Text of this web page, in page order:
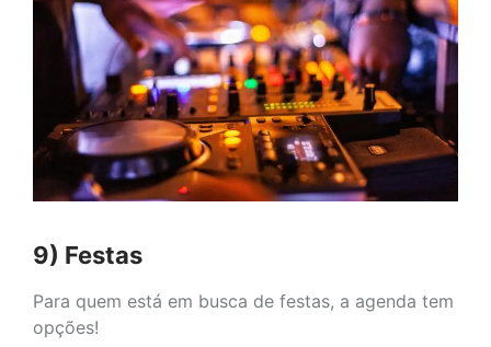
9) Festas
Para quem está em busca de festas, a agenda tem
opções!